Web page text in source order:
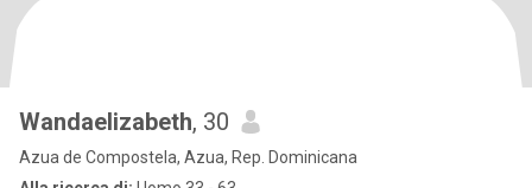
Wandaelizabeth, 30
Azua de Compostela, Azua, Rep. Dominicana